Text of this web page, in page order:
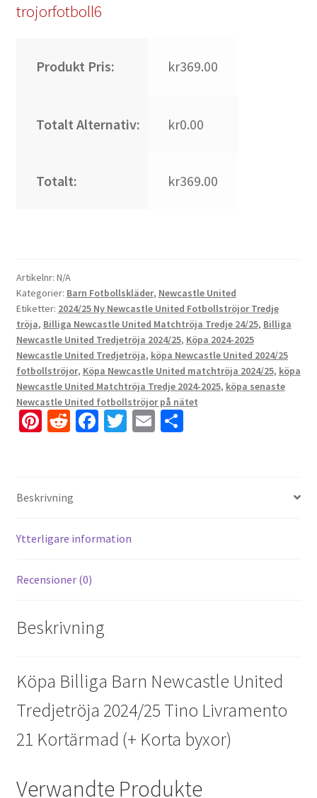
trojorfotboll6
Produkt Pris: kr369.00
Totalt Alternativ: kr0.00
Totalt: kr369.00
Artikelnr: N/A
Kategorier: Barn Fotbollskläder, Newcastle United
Etiketter: 2024/25 Ny Newcastle United Fotbollströjor Tredje
tröja, Billiga Newcastle United Matchtröja Tredje 24/25, Billiga
Newcastle United Tredjetröja 2024/25, Köpa 2024-2025
Newcastle United Tredjetröja, köpa Newcastle United 2024/25
fotbollströjor, Köpa Newcastle United matchtröja 2024/25, köpa
Newcastle United Matchtröja Tredje 2024-2025, köpa senaste
Newcastle United fotbollströjor på nätet
Pi
es
t
R
di
t
Fa
k
T E D
Beskrivning
Ytterligare information
Recensioner (0)
Beskrivning
Köpa Billiga Barn Newcastle United
Tredjetröja 2024/25 Tino Livramento
21 Kortärmad (+ Korta byxor)
Verwandte Produkte